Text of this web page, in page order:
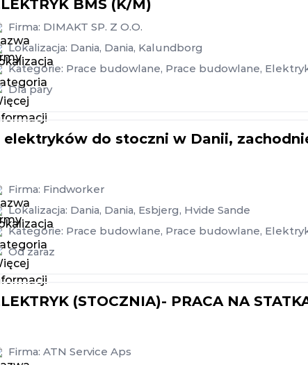
BMS (K/M)
Firma: DIMAKT SP. Z O.O.
Lokalizacja: Dania, Dania, Kalundborg
Kategorie: Prace budowlane, Prace budowlane,
Dla pary
elektryków do stoczni w Danii,
Firma: Findworker
Lokalizacja: Dania, Dania, Esbjerg, Hvide Sande
Kategorie: Prace budowlane, Prace budowlane,
Od zaraz
(STOCZNIA)- PRACA NA
Firma: ATN Service Aps